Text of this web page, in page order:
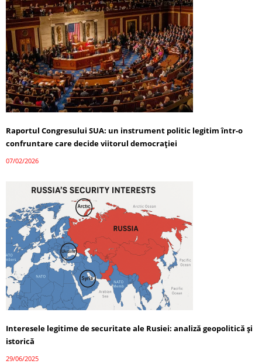
Raportul Congresului SUA: un instrument politic legitim într-o
confruntare care decide viitorul democrației
07/02/2026
Interesele legitime de securitate ale Rusiei: analiză geopolitică și
istorică
29/06/2025